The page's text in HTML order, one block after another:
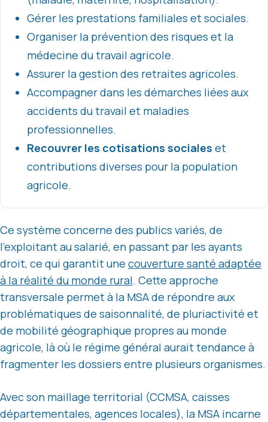
Gérer les prestations familiales et sociales.
Organiser la prévention des risques et la
médecine du travail agricole.
Assurer la gestion des retraites agricoles.
Accompagner dans les démarches liées aux
accidents du travail et maladies
professionnelles.
Recouvrer les cotisations sociales et
contributions diverses pour la population
agricole.
Ce système concerne des publics variés, de
l’exploitant au salarié, en passant par les ayants
droit, ce qui garantit une couverture santé adaptée
à la réalité du monde rural. Cette approche
transversale permet à la MSA de répondre aux
problématiques de saisonnalité, de pluriactivité et
de mobilité géographique propres au monde
agricole, là où le régime général aurait tendance à
fragmenter les dossiers entre plusieurs organismes.
Avec son maillage territorial (CCMSA, caisses
départementales, agences locales), la MSA incarne